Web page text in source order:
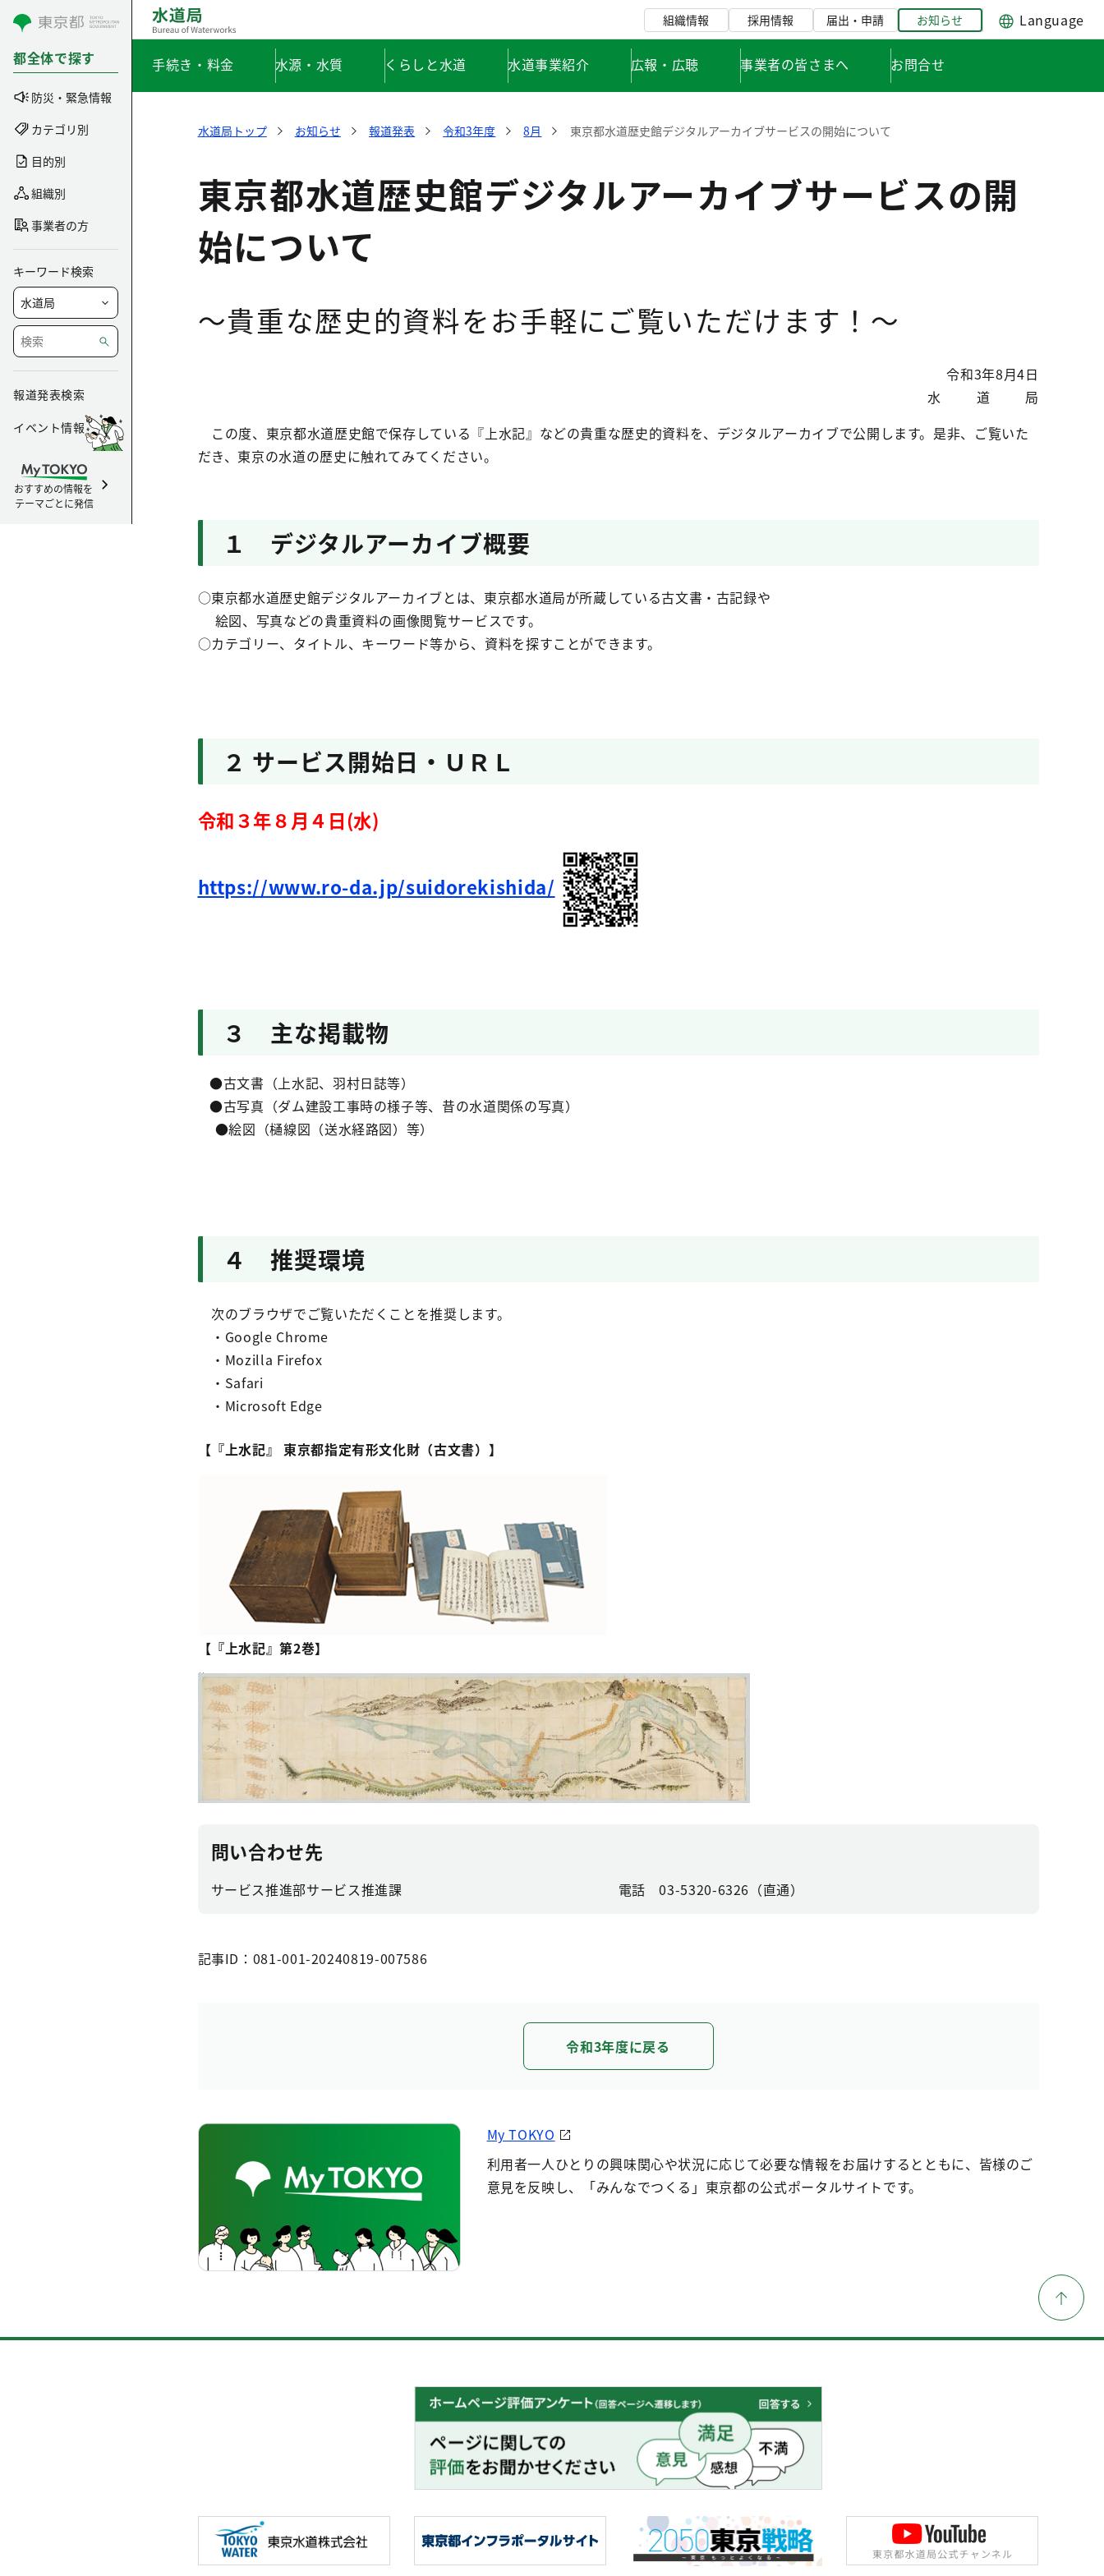
コンテンツにスキップ
都全体で探す
防災・緊急情報
カテゴリ別
目的別
組織別
事業者の方
キーワード検索
報道発表検索
イベント情報
おすすめの情報を
テーマごとに発信
組織情報 採用情報 届出・申請 お知らせ Language
手続き・料金 水源・水質 くらしと水道 水道事業紹介 広報・広聴 事業者の皆さまへ お問合せ
水道局トップ お知らせ 報道発表 令和3年度 8月 東京都水道歴史館デジタルアーカイブサービスの開始について
東京都水道歴史館デジタルアーカイブサービスの開
始について
～貴重な歴史的資料をお手軽にご覧いただけます！～
令和3年8月4日
水 道 局
この度、東京都水道歴史館で保存している『上水記』などの貴重な歴史的資料を、デジタルアーカイブで公開します。是非、ご覧いた
だき、東京の水道の歴史に触れてみてください。
１ デジタルアーカイブ概要
○東京都水道歴史館デジタルアーカイブとは、東京都水道局が所蔵している古文書・古記録や
絵図、写真などの貴重資料の画像閲覧サービスです。
○カテゴリー、タイトル、キーワード等から、資料を探すことができます。
２ サービス開始日・ＵＲＬ
令和３年８月４日(水)
https://www.ro-da.jp/suidorekishida/
３ 主な掲載物
●古文書（上水記、羽村日誌等）
●古写真（ダム建設工事時の様子等、昔の水道関係の写真）
●絵図（樋線図（送水経路図）等）
４ 推奨環境
次のブラウザでご覧いただくことを推奨します。
・Google Chrome
・Mozilla Firefox
・Safari
・Microsoft Edge
【『上水記』 東京都指定有形文化財（古文書）】
【『上水記』第2巻】
問い合わせ先
サービス推進部サービス推進課 電話 03-5320-6326（直通）
記事ID：081-001-20240819-007586
令和3年度に戻る
My TOKYO
利用者一人ひとりの興味関心や状況に応じて必要な情報をお届けするとともに、皆様のご
意見を反映し、「みんなでつくる」東京都の公式ポータルサイトです。